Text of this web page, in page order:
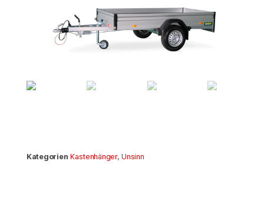
Kategorien Kastenhänger,Unsinn